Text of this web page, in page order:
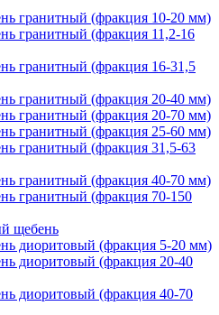
гранитный (фракция 10-20 мм)
гранитный (фракция 11,2-16
гранитный (фракция 16-31,5
гранитный (фракция 20-40 мм)
гранитный (фракция 20-70 мм)
гранитный (фракция 25-60 мм)
гранитный (фракция 31,5-63
гранитный (фракция 40-70 мм)
гранитный (фракция 70-150
щебень
диоритовый (фракция 5-20 мм)
диоритовый (фракция 20-40
диоритовый (фракция 40-70